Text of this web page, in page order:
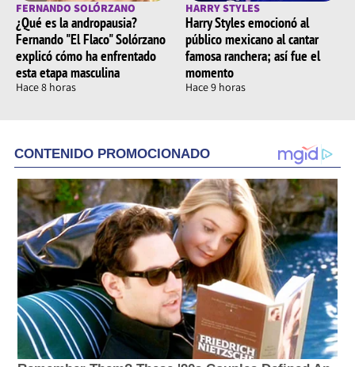
FERNANDO SOLÓRZANO
¿Qué es la andropausia?
Fernando "El Flaco" Solórzano
explicó cómo ha enfrentado
esta etapa masculina
Hace 8 horas
HARRY STYLES
Harry Styles emocionó al
público mexicano al cantar
famosa ranchera; así fue el
momento
Hace 9 horas